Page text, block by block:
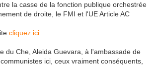
la casse de la fonction publique orchestrée
de droite, le FMI et l'UE Article AC
cliquez ici
du Che, Aleida Guevara, à l'ambassade de
ici, ceux vraiment conséquents,